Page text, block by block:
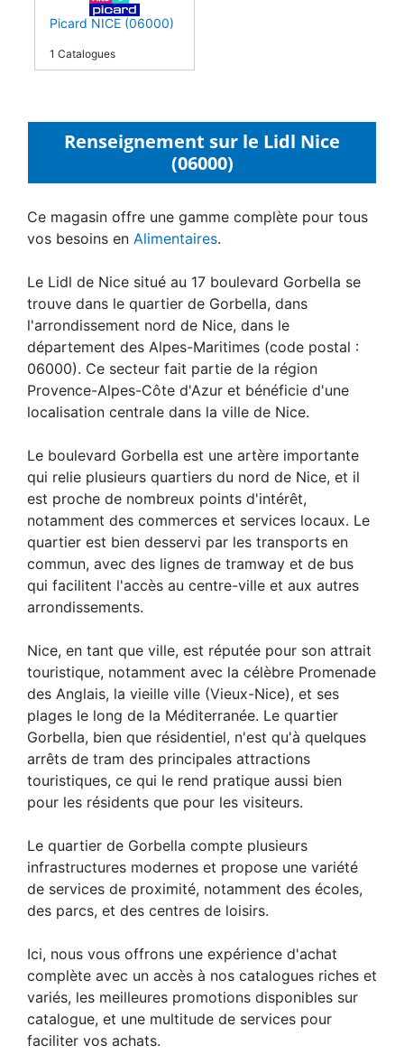
Picard NICE (06000)
1 Catalogues
Renseignement sur le Lidl Nice
(06000)
Ce magasin offre une gamme complète pour tous
vos besoins en Alimentaires.
Le Lidl de Nice situé au 17 boulevard Gorbella se
trouve dans le quartier de Gorbella, dans
l'arrondissement nord de Nice, dans le
département des Alpes-Maritimes (code postal :
06000). Ce secteur fait partie de la région
Provence-Alpes-Côte d'Azur et bénéficie d'une
localisation centrale dans la ville de Nice.
Le boulevard Gorbella est une artère importante
qui relie plusieurs quartiers du nord de Nice, et il
est proche de nombreux points d'intérêt,
notamment des commerces et services locaux. Le
quartier est bien desservi par les transports en
commun, avec des lignes de tramway et de bus
qui facilitent l'accès au centre-ville et aux autres
arrondissements.
Nice, en tant que ville, est réputée pour son attrait
touristique, notamment avec la célèbre Promenade
des Anglais, la vieille ville (Vieux-Nice), et ses
plages le long de la Méditerranée. Le quartier
Gorbella, bien que résidentiel, n'est qu'à quelques
arrêts de tram des principales attractions
touristiques, ce qui le rend pratique aussi bien
pour les résidents que pour les visiteurs.
Le quartier de Gorbella compte plusieurs
infrastructures modernes et propose une variété
de services de proximité, notamment des écoles,
des parcs, et des centres de loisirs.
Ici, nous vous offrons une expérience d'achat
complète avec un accès à nos catalogues riches et
variés, les meilleures promotions disponibles sur
catalogue, et une multitude de services pour
faciliter vos achats.